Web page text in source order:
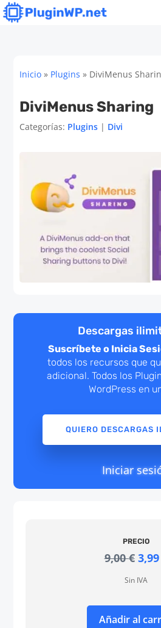
Inicio » Plugins » DiviMenus
DiviMenus Sharing
Categorías: Plugins | Divi
Descargas
Suscríbete o Inicia
todos los recursos que
adicional. Todos los
WordPress en
QUIERO DESCARGAS
Iniciar
PRECIO
9,00€ El
3,99
Sin IVA
Añadir al